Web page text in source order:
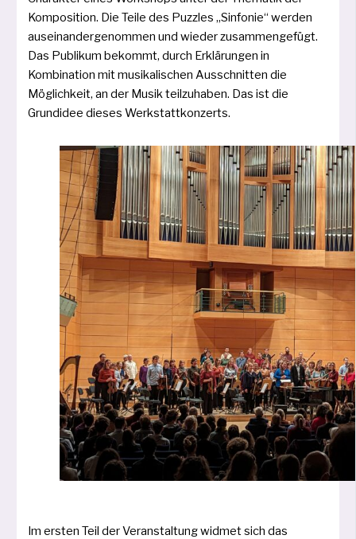
Komposition. Die Teile des Puzzles „Sinfonie“ wer­den
aus­ein­an­der­ge­nom­men und wie­der zusam­men­ge­fügt.
Das Publikum bekommt, durch Erklärungen in
Kombination mit musi­ka­li­schen Ausschnitten die
Möglichkeit, an der Musik teil­zu­ha­ben. Das ist die
Grundidee die­ses Werkstattkonzerts.
Im ers­ten Teil der Veranstaltung wid­met sich das